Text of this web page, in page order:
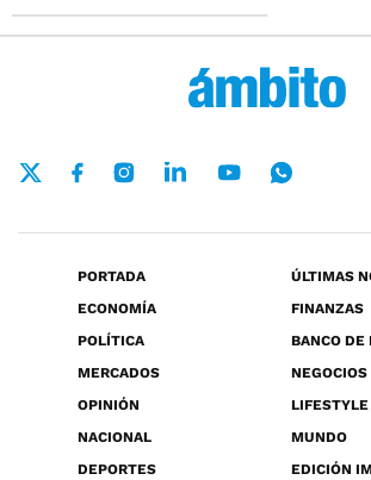
PORTADA
ÚLTIMAS
ECONOMÍA
FINANZAS
POLÍTICA
BANCO DE
MERCADOS
NEGOCIOS
OPINIÓN
LIFESTYLE
NACIONAL
MUNDO
DEPORTES
EDICIÓN